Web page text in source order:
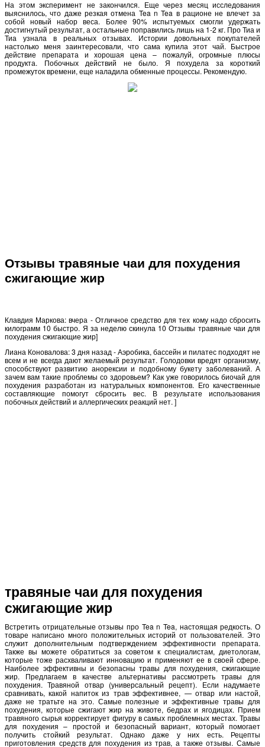
На этом эксперимент не закончился. Еще через месяц исследования
выяснилось, что даже резкая отмена Tea n Tea в рационе не влечет за
собой новый набор веса. Более 90% испытуемых смогли удержать
достигнутый результат, а остальные поправились лишь на 1-2 кг. Про Тиа и
Тиа узнала в реальных отзывах. Истории довольных покупателей
настолько меня заинтересовали, что сама купила этот чай. Быстрое
действие препарата и хорошая цена – пожалуй, огромные плюсы
продукта. Побочных действий не было. Я похудела за короткий
промежуток времени, еще наладила обменные процессы. Рекомендую.
Отзывы травяные чаи для похудения
сжигающие жир
Клавдия Маркова: вчера - Отличное средство для тех кому надо сбросить
килограмм 10 быстро. Я за неделю скинула 10 Отзывы травяные чаи для
похудения сжигающие жир]
Лиана Коновалова: 3 дня назад - Аэробика, бассейн и пилатес подходят не
всем и не всегда дают желаемый результат. Голодовки вредят организму,
способствуют развитию анорексии и подобному букету заболеваний. А
зачем вам такие проблемы со здоровьем? Как уже говорилось биочай для
похудения разработан из натуральных компонентов. Его качественные
составляющие помогут сбросить вес. В результате использования
побочных действий и аллергических реакций нет. ]
травяные чаи для похудения
сжигающие жир
Встретить отрицательные отзывы про Tea n Tea, настоящая редкость. О
товаре написано много положительных историй от пользователей. Это
служит дополнительным подтверждением эффективности препарата.
Также вы можете обратиться за советом к специалистам, диетологам,
которые тоже расхваливают инновацию и применяют ее в своей сфере.
Наиболее эффективны и безопасны травы для похудения, сжигающие
жир. Предлагаем в качестве альтернативы рассмотреть травы для
похудения. Травяной отвар (универсальный рецепт). Если надумаете
сравнивать, какой напиток из трав эффективнее, — отвар или настой,
даже не тратьте на это. Самые полезные и эффективные травы для
похудения, которые сжигают жир на животе, бедрах и ягодицах. Прием
травяного сырья корректирует фигуру в самых проблемных местах. Травы
для похудения – простой и безопасный вариант, который помогает
получить стойкий результат. Однако даже у них есть. Рецепты
приготовления средств для похудения из трав, а также отзывы. Самые